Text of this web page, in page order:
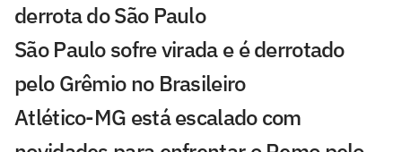
derrota do São Paulo
São Paulo sofre virada e é derrotado
pelo Grêmio no Brasileiro
Atlético-MG está escalado com